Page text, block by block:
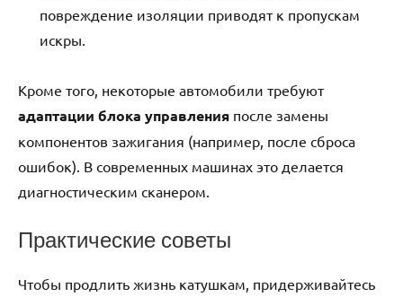
повреждение изоляции приводят к пропускам
искры.
Кроме того, некоторые автомобили требуют
адаптации блока управления после замены
компонентов зажигания (например, после сброса
ошибок). В современных машинах это делается
диагностическим сканером.
Практические советы
Чтобы продлить жизнь катушкам, придерживайтесь